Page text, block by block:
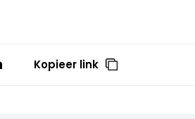
Kopieer link